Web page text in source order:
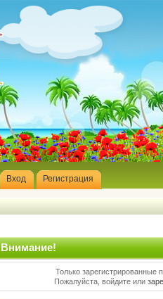
Вход Регистрация
Внимание!
Только зарегистрированные
Пожалуйста, войдите или